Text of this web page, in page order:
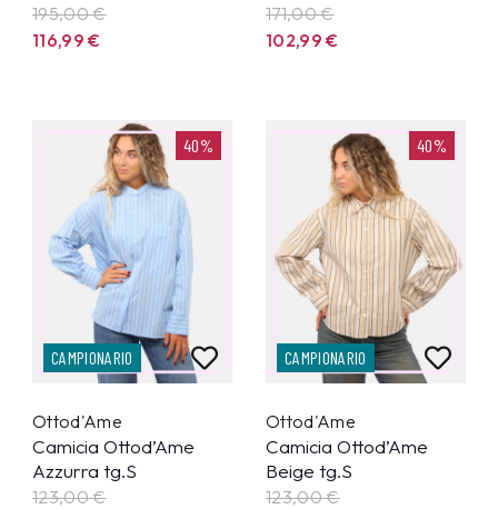
195,00 €
116,99€
171,00 €
102,99€
40%
CAMPIONARIO
Ottod'Ame
Camicia Ottod’Ame
Azzurra tg.S
123,00 €
40%
CAMPIONARIO
Ottod'Ame
Camicia Ottod’Ame
Beige tg.S
123,00 €